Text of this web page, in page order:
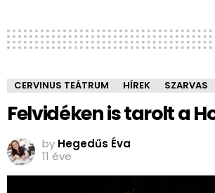
CERVINUS TEÁTRUM HÍREK SZARVAS
Felvidéken is tarolt a
by Hegedűs Éva
11 éve